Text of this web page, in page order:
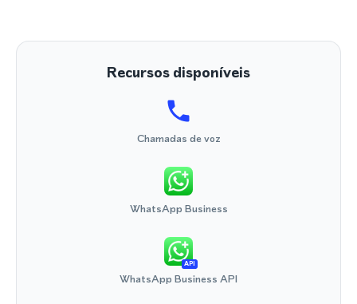
Recursos disponíveis
Chamadas de voz
WhatsApp Business
API
WhatsApp Business API